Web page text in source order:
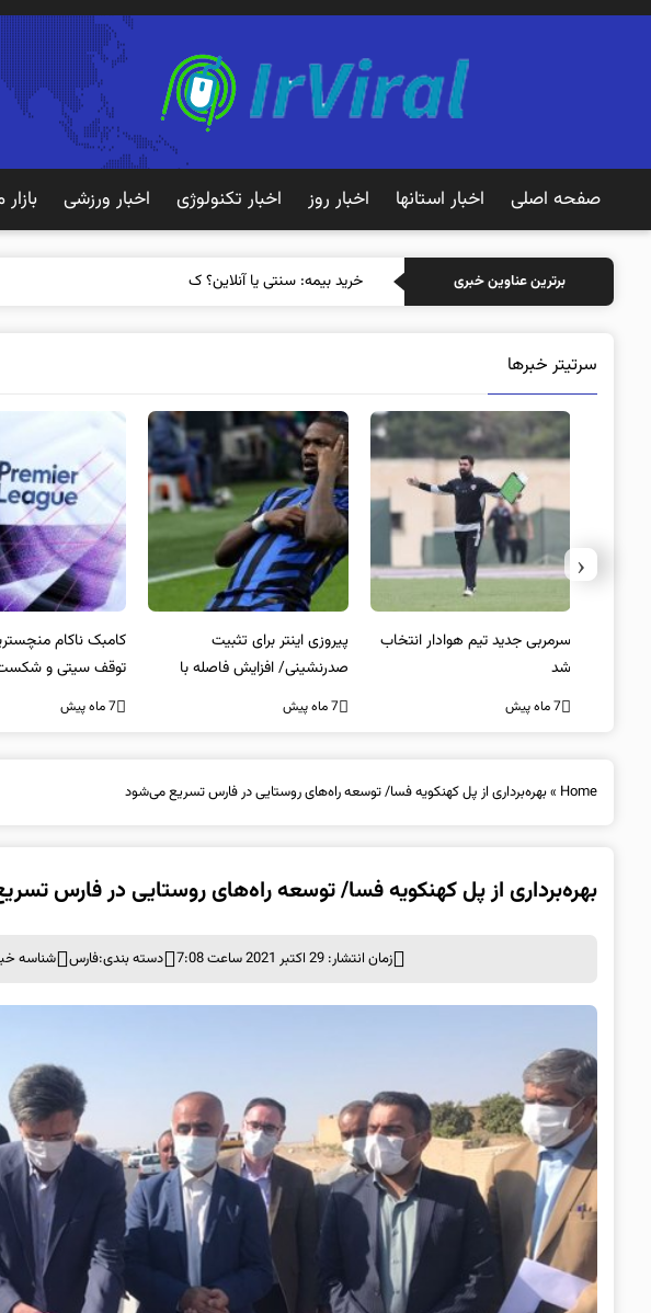
صفحه اصلی اخبار استانها اخبار روز اخبار تکنولوژی اخبار ورزشی
برترین عناوین خبری خرید بیمه: سنتی یا آنلاین؟ کدامیک تجربه بهتری برا
سرتیتر خبرها
سرمربی جدید تیم هوادار انتخاب
شد
7 ماه پیش
پیروزی اینتر برای تثبیت
صدرنشینی/ افزایش فاصله با
ناپولی
7 ماه پیش
کامبک ناکام
توقف سیتی و
7 ماه پیش
‹
Home
»بهره‌برداری از پل کهنکویه فسا/ توسعه راه‌های روستایی در فارس تسریع می‌شود
بهره‌برداری از پل کهنکویه فسا/ توسعه راه‌های روستایی در فارس
زمان انتشار: 29 اکتبر 2021 ساعت 7:08 دسته بندی:فارس شناسه خبر: